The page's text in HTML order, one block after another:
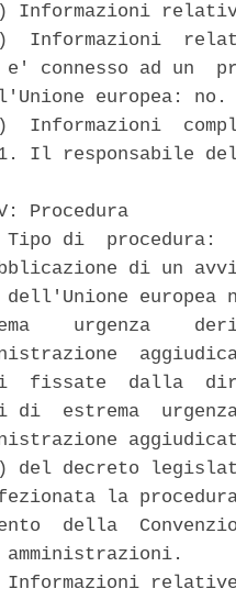
Informazioni
Informazioni
e' connesso ad un
europea:
Informazioni
Il responsabile
Procedura
Tipo di  procedura:
di un
urgenza
fissate  dalla
di  estrema
del decreto
la
della
amministrazioni.
Informazioni